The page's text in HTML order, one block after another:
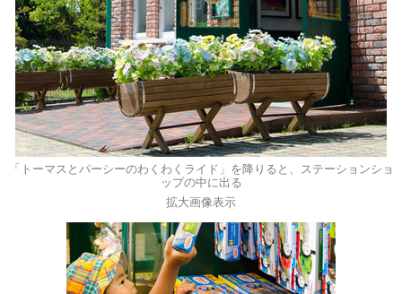
「トーマスとパーシーのわくわくライド」を降りると、ステーションショ
ップの中に出る
拡大画像表示